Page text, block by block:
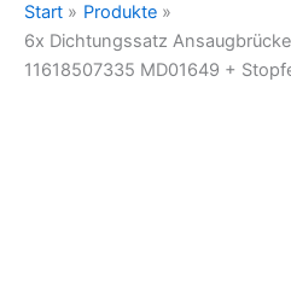
Start
Produkte
6x Dichtungssatz
11618507335 MD01649 +